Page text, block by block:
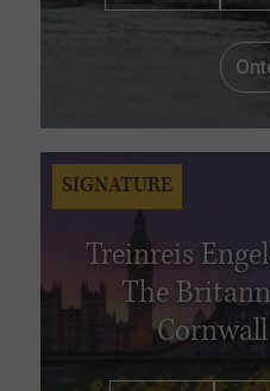
Treinreis
The
SIGNATURE